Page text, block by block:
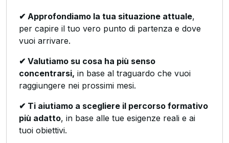
✔ Approfondiamo la tua situazione attuale,
per capire il tuo vero punto di partenza e dove
vuoi arrivare.
✔ Valutiamo su cosa ha più senso
concentrarsi, in base al traguardo che vuoi
raggiungere nei prossimi mesi.
✔ Ti aiutiamo a scegliere il percorso formativo
più adatto, in base alle tue esigenze reali e ai
tuoi obiettivi.